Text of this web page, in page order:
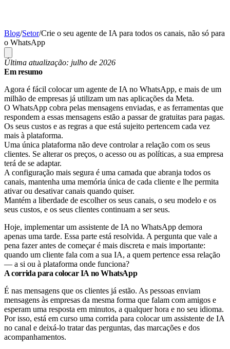
Blog/Setor/Crie o seu agente de IA para todos os canais, não só para
o WhatsApp
Última atualização: julho de 2026
Em resumo
Agora é fácil colocar um agente de IA no WhatsApp, e mais de um
milhão de empresas já utilizam um nas aplicações da Meta.
O WhatsApp cobra pelas mensagens enviadas, e as ferramentas que
respondem a essas mensagens estão a passar de gratuitas para pagas.
Os seus custos e as regras a que está sujeito pertencem cada vez
mais à plataforma.
Uma única plataforma não deve controlar a relação com os seus
clientes. Se alterar os preços, o acesso ou as políticas, a sua empresa
terá de se adaptar.
A configuração mais segura é uma camada que abranja todos os
canais, mantenha uma memória única de cada cliente e lhe permita
ativar ou desativar canais quando quiser.
Mantém a liberdade de escolher os seus canais, o seu modelo e os
seus custos, e os seus clientes continuam a ser seus.
Hoje, implementar um assistente de IA no WhatsApp demora
apenas uma tarde. Essa parte está resolvida. A pergunta que vale a
pena fazer antes de começar é mais discreta e mais importante:
quando um cliente fala com a sua IA, a quem pertence essa relação
— a si ou à plataforma onde funciona?
A corrida para colocar IA no WhatsApp
É nas mensagens que os clientes já estão. As pessoas enviam
mensagens às empresas da mesma forma que falam com amigos e
esperam uma resposta em minutos, a qualquer hora e no seu idioma.
Por isso, está em curso uma corrida para colocar um assistente de IA
no canal e deixá-lo tratar das perguntas, das marcações e dos
acompanhamentos.